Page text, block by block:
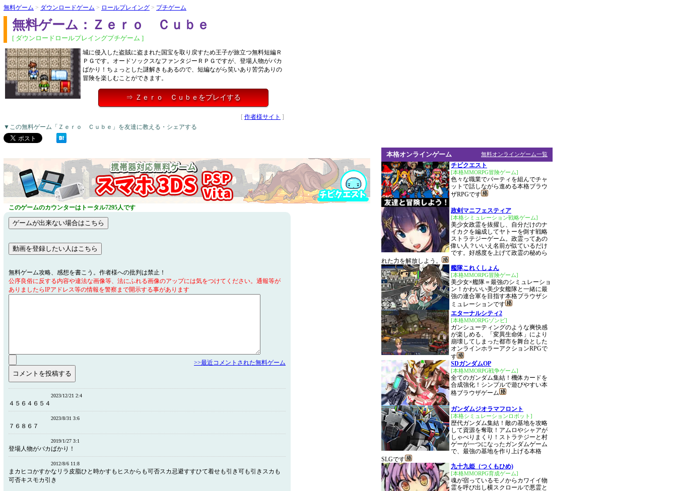
無料ゲーム > ダウンロードゲーム > ロールプレイング > プチゲーム
無料ゲーム：Ｚｅｒｏ Ｃｕｂｅ
[ ダウンロードロールプレイングプチゲーム ]
城に侵入した盗賊に盗まれた国宝を取り戻すため王子が旅立つ無料短編Ｒ
ＰＧです。オードソックスなファンタジーＲＰＧですが、登場人物がバカ
ばかり！ちょっとした謎解きもあるので、短編ながら笑いあり苦労ありの
冒険を楽しむことができます。
⇒ Ｚｅｒｏ Ｃｕｂｅをプレイする
[ 作者様サイト ]
▼この無料ゲーム「Ｚｅｒｏ Ｃｕｂｅ」を友達に教える・シェアする
このゲームのカウンターはトータル7295人です
無料ゲーム攻略、感想を書こう。作者様への批判は禁止！
公序良俗に反する内容や違法な画像等、法にふれる画像のアップには気をつけてください。通報等が
ありましたらIPアドレス等の情報を警察まで開示する事があります
>>最近コメントされた無料ゲーム
2023/12/21 2:4
４５６４６５４
2023/8/31 3:6
７６８６７
2019/1/27 3:1
登場人物がバカばかり！
2012/8/6 11:8
まカヒコかすかなリラ皮脂ひと時かすもヒスからも可否スカ忌避すすひて着せも引き可も引きスカも
可否キスモカ引き
無料オンラインゲーム一覧
本格オンラインゲーム
チビクエスト
[本格MMORPG冒険ゲーム]
色々な職業でパーティを組んでチャ
ットで話しながら進める本格ブラウ
ザRPGです
政剣マニフェスティア
[本格シミュレーション戦略ゲーム]
美少女政霊を抜擢し、自分だけのナ
イカクを編成してヤトーを倒す戦略
ストラテジーゲーム。政霊ってあの
偉い人？いいえ名前が似ているだけ
です。好感度を上げて政霊の秘めら
れた力を解放しよう。
艦隊これくしょん
[本格MMORPG冒険ゲーム]
美少女×艦隊＝最強のシミュレーショ
ン！かわいい美少女艦隊と一緒に最
強の連合軍を目指す本格ブラウザシ
ミュレーションです
エターナルシティ2
[本格MMORPGゾンビ]
ガンシューティングのような爽快感
が楽しめる、「変異生命体」により
崩壊してしまった都市を舞台とした
オンラインホラーアクションRPGで
す
SDガンダムOP
[本格MMORPG戦争ゲーム]
全てのガンダム集結！機体カードを
合成強化！シンプルで遊びやすい本
格ブラウザゲーム
ガンダムジオラマフロント
[本格シミュレーションロボット]
歴代ガンダム集結！敵の基地を攻略
して資源を奪取！アムロやシャアが
しゃべりまくり！ストラテジーと村
ゲーが一つになったガンダムゲーム
で、最強の基地を作り上げる本格
SLGです
九十九姫（つくもひめ)
[本格MMORPG育成ゲーム]
魂が宿っているモノからカワイイ物
霊を呼び出し横スクロールで悪霊と